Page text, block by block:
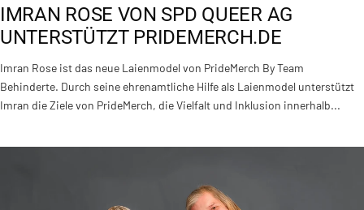
IMRAN ROSE VON SPD QUEER AG
UNTERSTÜTZT PRIDEMERCH.DE
Imran Rose ist das neue Laienmodel von PrideMerch By Team
Behinderte. Durch seine ehrenamtliche Hilfe als Laienmodel unterstützt
Imran die Ziele von PrideMerch, die Vielfalt und Inklusion innerhalb...